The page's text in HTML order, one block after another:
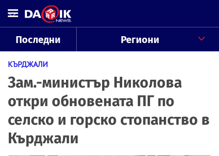
Последни Региони
КЪРДЖАЛИ
Зам.-министър Николова
откри обновената ПГ по
селско и горско стопанство в
Кърджали